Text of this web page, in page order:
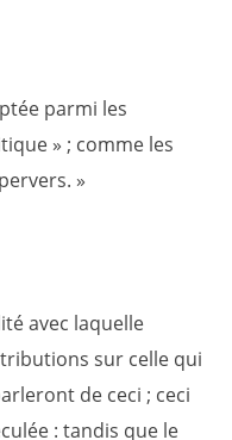
parmi les
» ; comme les
»
avec laquelle
sur celle qui
de ceci ; ceci
: tandis que le